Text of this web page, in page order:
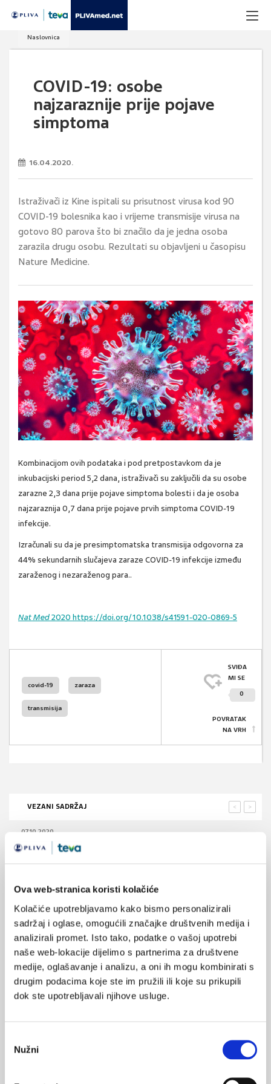
Ova web-stranica koristi kolačiće
Kolačiće upotrebljavamo kako bismo personalizirali
sadržaj i oglase, omogućili značajke društvenih medija i
analizirali promet. Isto tako, podatke o vašoj upotrebi
naše web-lokacije dijelimo s partnerima za društvene
medije, oglašavanje i analizu, a oni ih mogu kombinirati s
drugim podacima koje ste im pružili ili koje su prikupili
dok ste upotrebljavali njihove usluge.
pristanka
Nužni
Naslovnica
COVID-19: osobe
najzaraznije prije pojave
simptoma
16.04.2020.
Istraživači iz Kine ispitali su prisutnost virusa kod 90
COVID-19 bolesnika kao i vrijeme transmisije virusa na
gotovo 80 parova što bi značilo da je jedna osoba
zarazila drugu osobu. Rezultati su objavljeni u časopisu
Nature Medicine.
Kombinacijom ovih podataka i pod pretpostavkom da je
inkubacijski period 5,2 dana, istraživači su zaključili da su osobe
zarazne 2,3 dana prije pojave simptoma bolesti i da je osoba
najzaraznija 0,7 dana prije pojave prvih simptoma COVID-19
infekcije.
Izračunali su da je presimptomatska transmisija odgovorna za
44% sekundarnih slučajeva zaraze COVID-19 infekcije između
zaraženog i nezaraženog para..
Nat Med2020 https://doi.org/10.1038/s41591-020-0869-5
covid-19 zaraza
transmisija
SVIĐA
MI SE
0
POVRATAK
NA VRH
VEZANI SADRŽAJ >
<
07.10.2020.
COVID-19: Adolescentica kao izvor zaraze u više
06.10.2020.
COVID-19: porast broja slučajeva u djece
COVID-19: uspješne nefarmakološke intervencije
<